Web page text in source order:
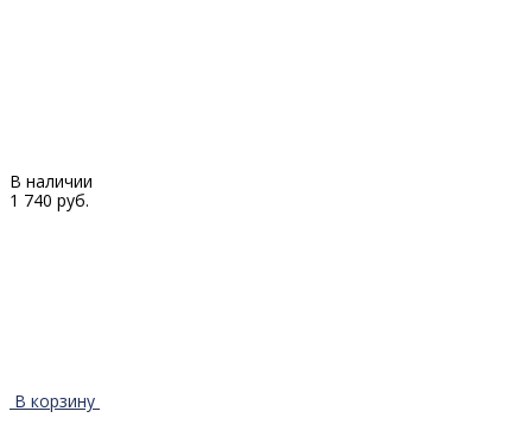
В наличии
1 740 руб.
В корзину